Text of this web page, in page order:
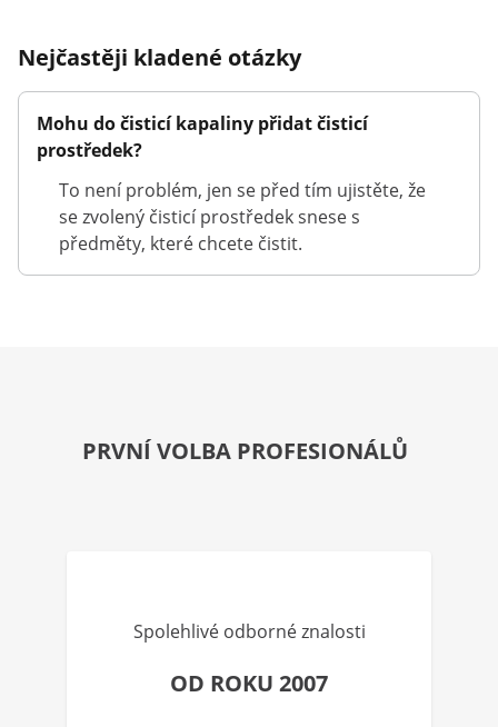
Nejčastěji kladené otázky
Mohu do čisticí kapaliny přidat čisticí
prostředek?
To není problém, jen se před tím ujistěte, že
se zvolený čisticí prostředek snese s
předměty, které chcete čistit.
PRVNÍ VOLBA PROFESIONÁLŮ
Spolehlivé odborné znalosti
OD ROKU 2007